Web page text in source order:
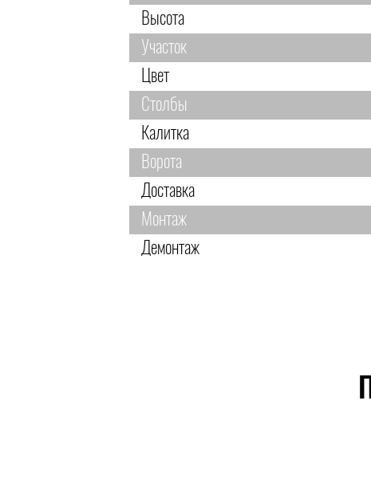
Высота
Участок
Цвет
Столбы
Калитка
Ворота
Доставка
Монтаж
Демонтаж